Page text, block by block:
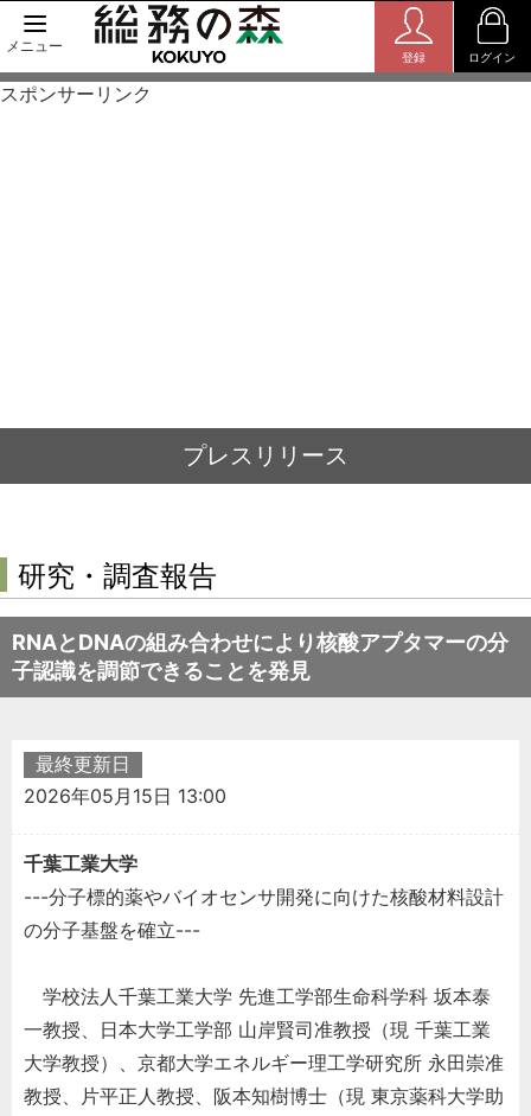
メニュー
登録 ログイン
スポンサーリンク
プレスリリース
研究・調査報告
RNAとDNAの組み合わせにより核酸アプタマーの分
子認識を調節できることを発見
最終更新日
2026年05月15日 13:00
千葉工業大学
---分子標的薬やバイオセンサ開発に向けた核酸材料設計
の分子基盤を確立---
学校法人千葉工業大学 先進工学部生命科学科 坂本泰
一教授、日本大学工学部 山岸賢司准教授（現 千葉工業
大学教授）、京都大学エネルギー理工学研究所 永田崇准
教授、片平正人教授、阪本知樹博士（現 東京薬科大学助